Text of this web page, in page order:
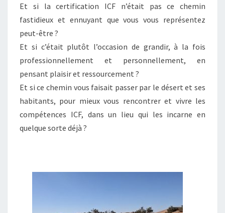
Et si la certification ICF n’était pas ce chemin
fastidieux et ennuyant que vous vous représentez
peut-être ?
Et si c’était plutôt l’occasion de grandir, à la fois
professionnellement et personnellement, en
pensant plaisir et ressourcement ?
Et si ce chemin vous faisait passer par le désert et ses
habitants, pour mieux vous rencontrer et vivre les
compétences ICF, dans un lieu qui les incarne en
quelque sorte déjà ?